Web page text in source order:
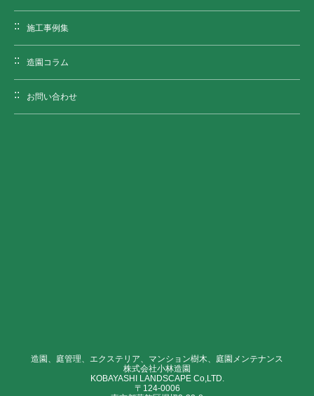
施工事例集
造園コラム
お問い合わせ
造園、庭管理、エクステリア、マンション樹木、庭園メンテナンス
株式会社小林造園
KOBAYASHI LANDSCAPE Co,LTD.
〒124-0006